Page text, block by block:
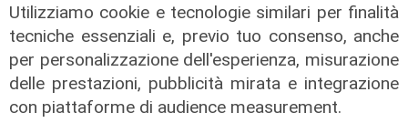
Utilizziamo cookie e tecnologie similari per finalità
tecniche essenziali e, previo tuo consenso, anche
per personalizzazione dell'esperienza, misurazione
delle prestazioni, pubblicità mirata e integrazione
con piattaforme di audience measurement.
Le novità
Ass. Viscogliosi a Telenord: "A
Puntavagno un'area cani al posto di
Mondobimbo 2. La pizzeria verrà